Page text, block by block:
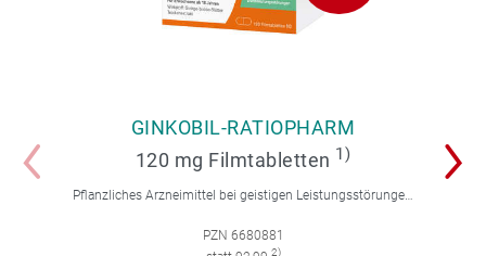
GINKOBIL-RATIOPHARM
120 mg Filmtabletten 1)
Pflanzliches Arzneimittel bei geistigen Leistungsstörungen und Durchblutungsstörungen.
PZN 6680881
2)